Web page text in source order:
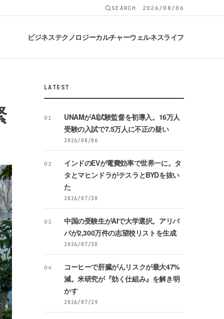
SEARCH 2026/08/06
ビジネステクノロジーカルチャーウェルネスライフ
LATEST
01
UNAMがAI試験監督を初導入。16万人
受験の入試で7.5万人に不正の疑い
2026/08/06
02
インドのEVが電費効率で世界一に。タ
タとマヒンドラがテスラとBYDを抜い
た
2026/07/30
03
中国の受験生がAIで大学選択。アリバ
バが2,300万件の志望校リストを生成
2026/07/30
04
コーヒーで肝臓がんリスクが最大47%
減。米研究が『効く仕組み』を解き明
かす
2026/07/29